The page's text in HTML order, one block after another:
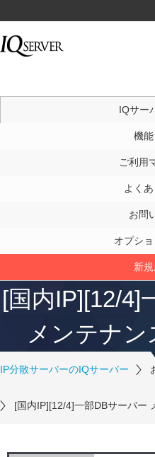
IQサー
機
ご利用
よく
お問
オプシ
新
[国内IP][12/4]
メンテナ
IP分散サーバーのIQサーバー
[国内IP][12/4]一部DBサーバー